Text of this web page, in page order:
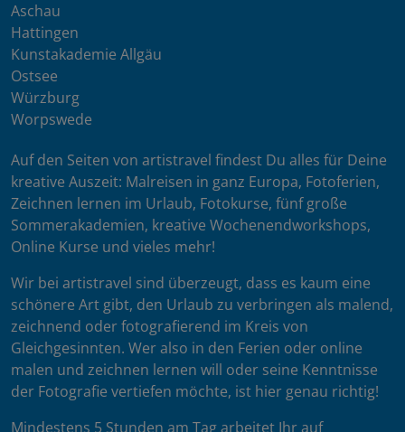
Aschau
Hattingen
Kunstakademie Allgäu
Ostsee
Würzburg
Worpswede
Auf den Seiten von artistravel findest Du alles für Deine
kreative Auszeit: Malreisen in ganz Europa, Fotoferien,
Zeichnen lernen im Urlaub, Fotokurse, fünf große
Sommerakademien, kreative Wochenendworkshops,
Online Kurse und vieles mehr!
Wir bei artistravel sind überzeugt, dass es kaum eine
schönere Art gibt, den Urlaub zu verbringen als malend,
zeichnend oder fotografierend im Kreis von
Gleichgesinnten. Wer also in den Ferien oder online
malen und zeichnen lernen will oder seine Kenntnisse
der Fotografie vertiefen möchte, ist hier genau richtig!
Mindestens 5 Stunden am Tag arbeitet Ihr auf